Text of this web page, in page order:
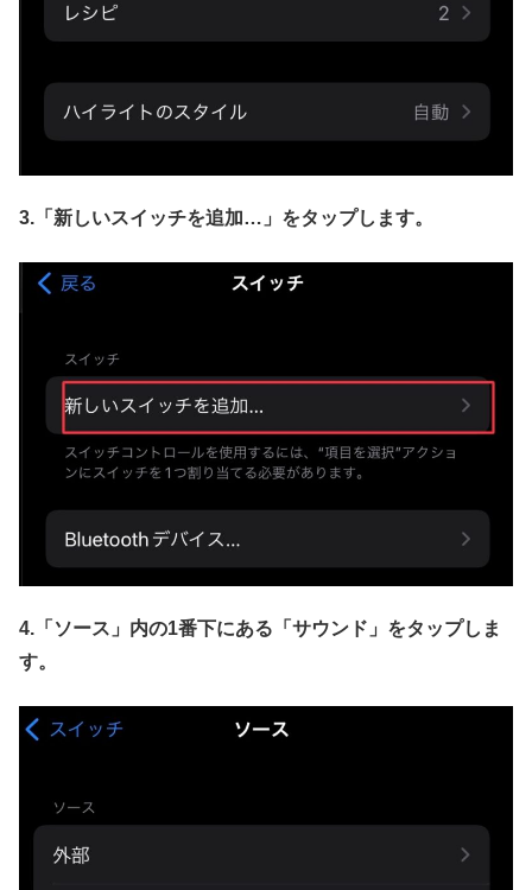
3.「新しいスイッチを追加…」 をタップします。
4.「ソース」内の1番下にある「サウンド」 をタップしま
す。